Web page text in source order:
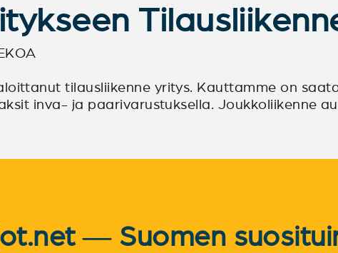
tilausliikenne yritys. Kauttamme on
inva- ja paarivarustuksella. Joukkoliikenne
— Suomen